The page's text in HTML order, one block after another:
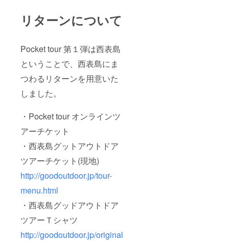
リターンについて
Pocket tour 第１弾は西表島
ということで、西表島にま
つわるリターンを用意いた
しました。
・Pocket tour オンラインツ
アーチケット
・西表島グットアウトドア
ツアーチケット(現地)
http://goodoutdoor.jp/tour-
menu.html
・西表島グッドアウトドア
ツアーＴシャツ
http://goodoutdoor.jp/original